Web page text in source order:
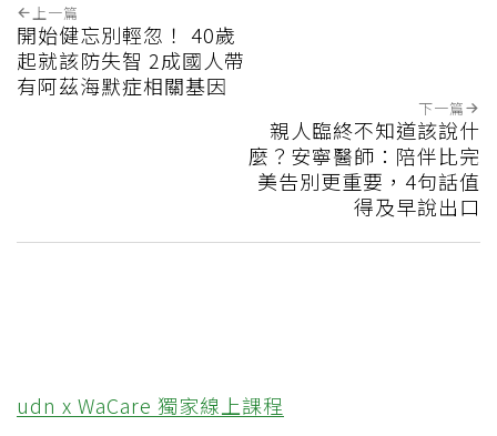
上一篇
開始健忘別輕忽！ 40歲
起就該防失智 2成國人帶
有阿茲海默症相關基因
下一篇
親人臨終不知道該說什
麼？安寧醫師：陪伴比完
美告別更重要，4句話值
得及早說出口
udn x WaCare 獨家線上課程